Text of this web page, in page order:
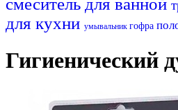
для кухни умывальник гофра
Гигиенический